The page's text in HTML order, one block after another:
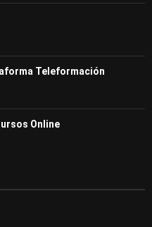
Teleformación
Online